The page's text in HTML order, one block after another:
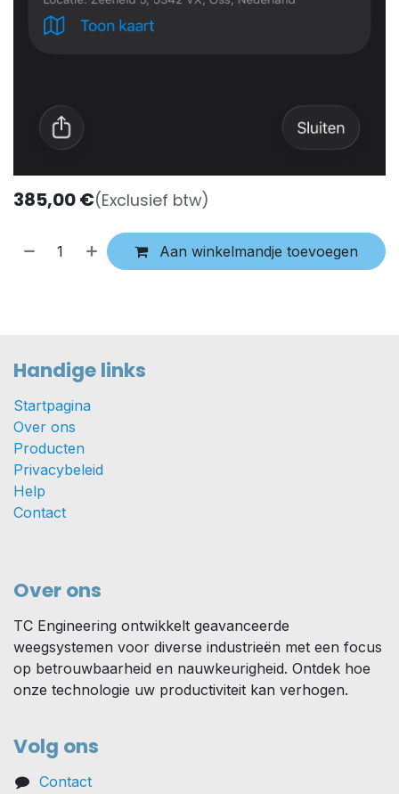
385,00€(Exclusief btw)
Aan winkelmandje toevoegen
Handige links
Startpagina
Over ons
Producten
Privacybeleid
Help
Contact
Over ons
TC Engineering ontwikkelt geavanceerde
weegsystemen voor diverse industrieën met een focus
op betrouwbaarheid en nauwkeurigheid. Ontdek hoe
onze technologie uw productiviteit kan verhogen.
Volg ons
Contact